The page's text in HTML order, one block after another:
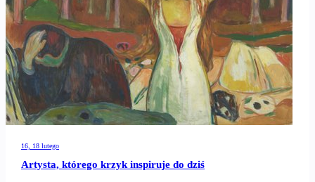
16, 18 lutego
Artysta, którego krzyk inspiruje do dziś